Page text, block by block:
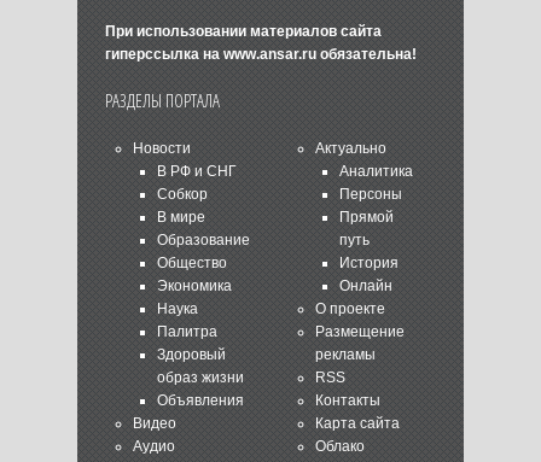
При использовании материалов сайта
гиперссылка на www.ansar.ruобязательна!
РАЗДЕЛЫ ПОРТАЛА
Новости
В РФ и СНГ
Собкор
В мире
Образование
Общество
Экономика
Наука
Палитра
Здоровый
образ жизни
Объявления
Видео
Аудио
Актуально
Аналитика
Персоны
Прямой
путь
История
Онлайн
О проекте
Размещение
рекламы
RSS
Контакты
Карта сайта
Облако